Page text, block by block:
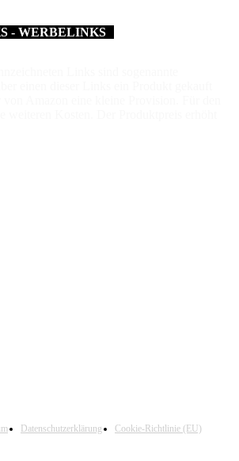
- WERBELINKS
Datenschutzerklärung Cookie-Richtlinie (EU)